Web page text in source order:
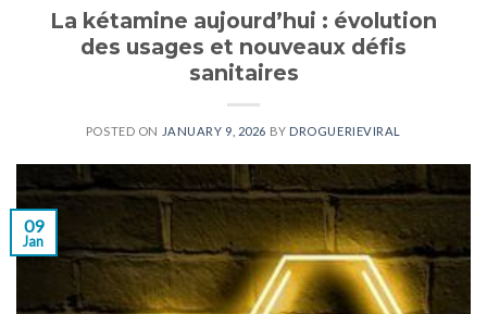
La kétamine aujourd’hui : évolution
des usages et nouveaux défis
sanitaires
POSTED ON JANUARY 9, 2026 BY DROGUERIEVIRAL
09
Jan